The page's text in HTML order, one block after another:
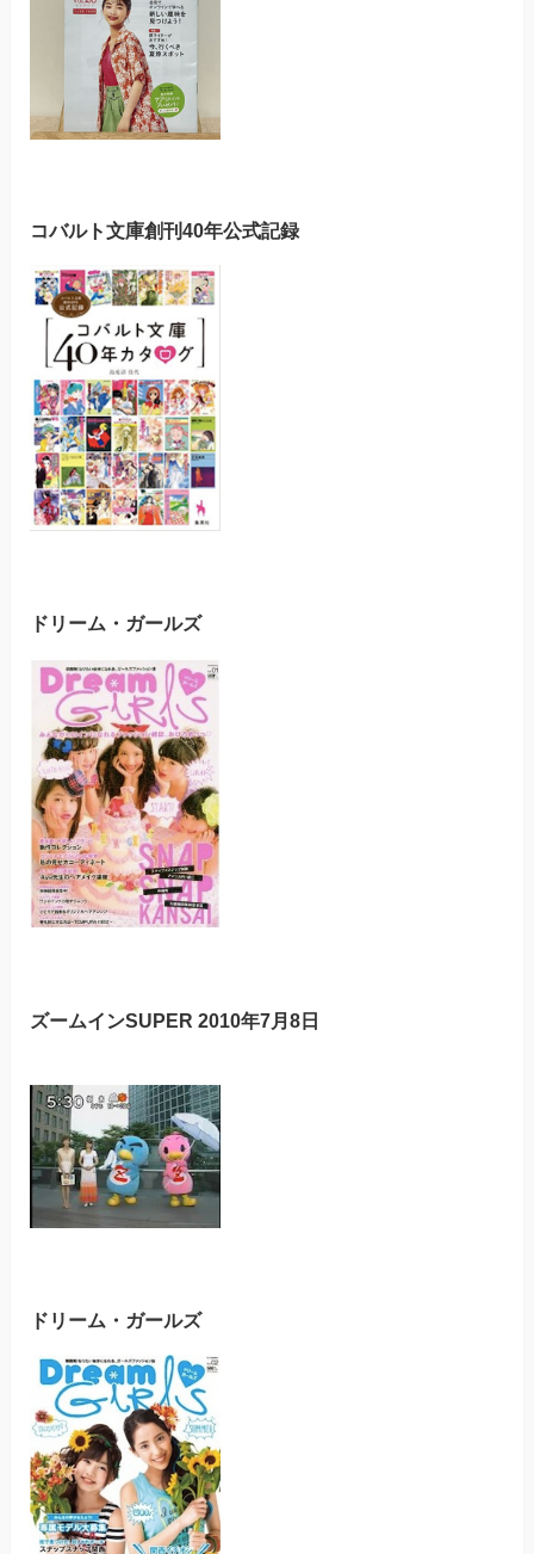
コバルト文庫創刊40年公式記録
ドリーム・ガールズ
ズームインSUPER 2010年7月8日
ドリーム・ガールズ